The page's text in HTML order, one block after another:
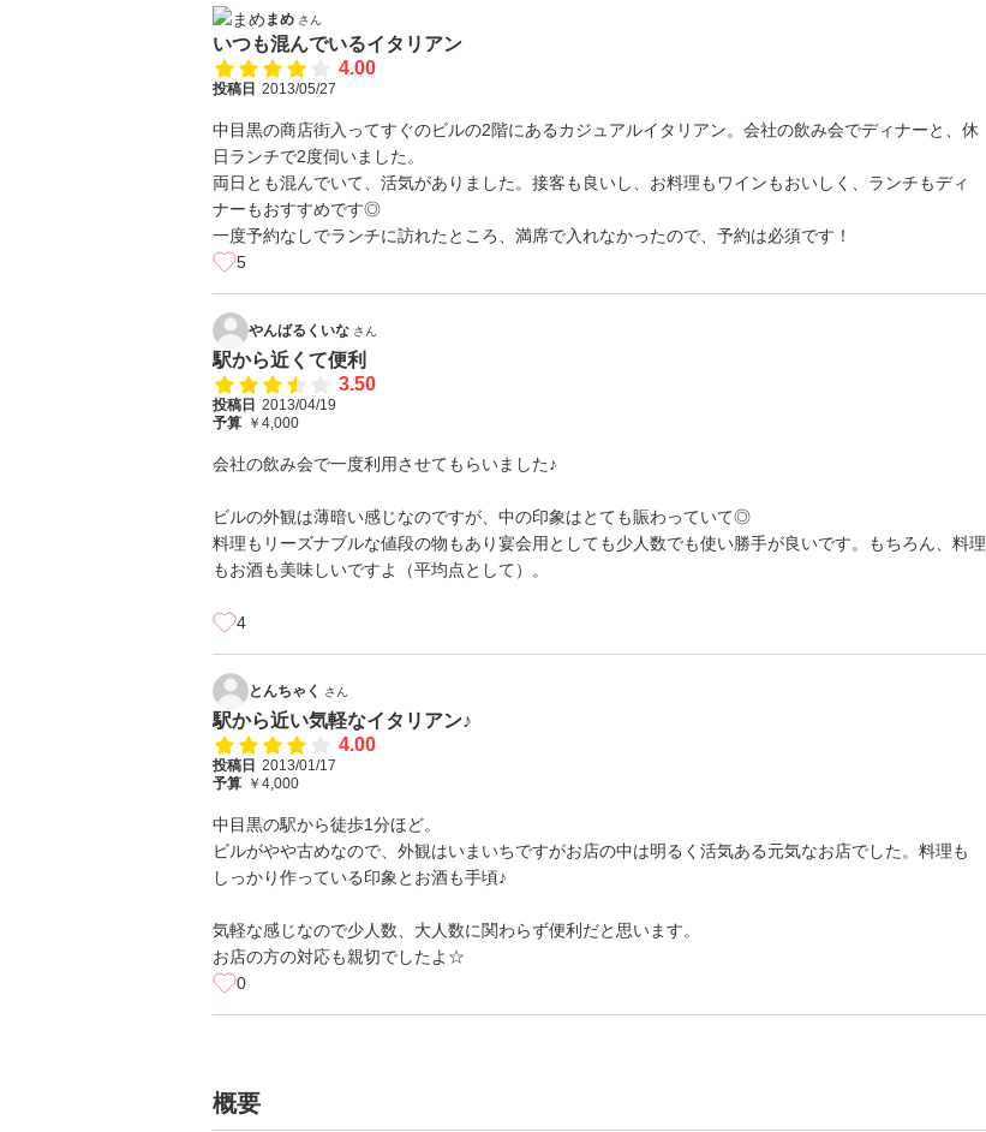
まめ さん
いつも混んでいるイタリアン
4.00
投稿日 2013/05/27
中目黒の商店街入ってすぐのビルの2階にあるカジュアルイタリアン。会社の飲み会でディナーと、休
日ランチで2度伺いました。
両日とも混んでいて、活気がありました。接客も良いし、お料理もワインもおいしく、ランチもディ
ナーもおすすめです◎
一度予約なしでランチに訪れたところ、満席で入れなかったので、予約は必須です！
5
やんばるくいな さん
駅から近くて便利
3.50
投稿日 2013/04/19
予算 ￥4,000
会社の飲み会で一度利用させてもらいました♪
ビルの外観は薄暗い感じなのですが、中の印象はとても賑わっていて◎
料理もリーズナブルな値段の物もあり宴会用としても少人数でも使い勝手が良いです。もちろん、料理
もお酒も美味しいですよ（平均点として）。
4
とんちゃく さん
駅から近い気軽なイタリアン♪
4.00
投稿日 2013/01/17
予算 ￥4,000
中目黒の駅から徒歩1分ほど。
ビルがやや古めなので、外観はいまいちですがお店の中は明るく活気ある元気なお店でした。料理も
しっかり作っている印象とお酒も手頃♪
気軽な感じなので少人数、大人数に関わらず便利だと思います。
お店の方の対応も親切でしたよ☆
0
概要